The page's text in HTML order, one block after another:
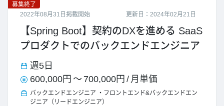
更新日：2024年02月21日
募集終了
2022年08月31日掲載開始
【Spring Boot】契約のDXを進める SaaS
プロダクトでのバックエンドエンジニア
週5日
600,000円 ～ 700,000円 / 月単価
バックエンドエンジニア
フロントエンド&バックエンドエン
ジニア（リードエンジニア）